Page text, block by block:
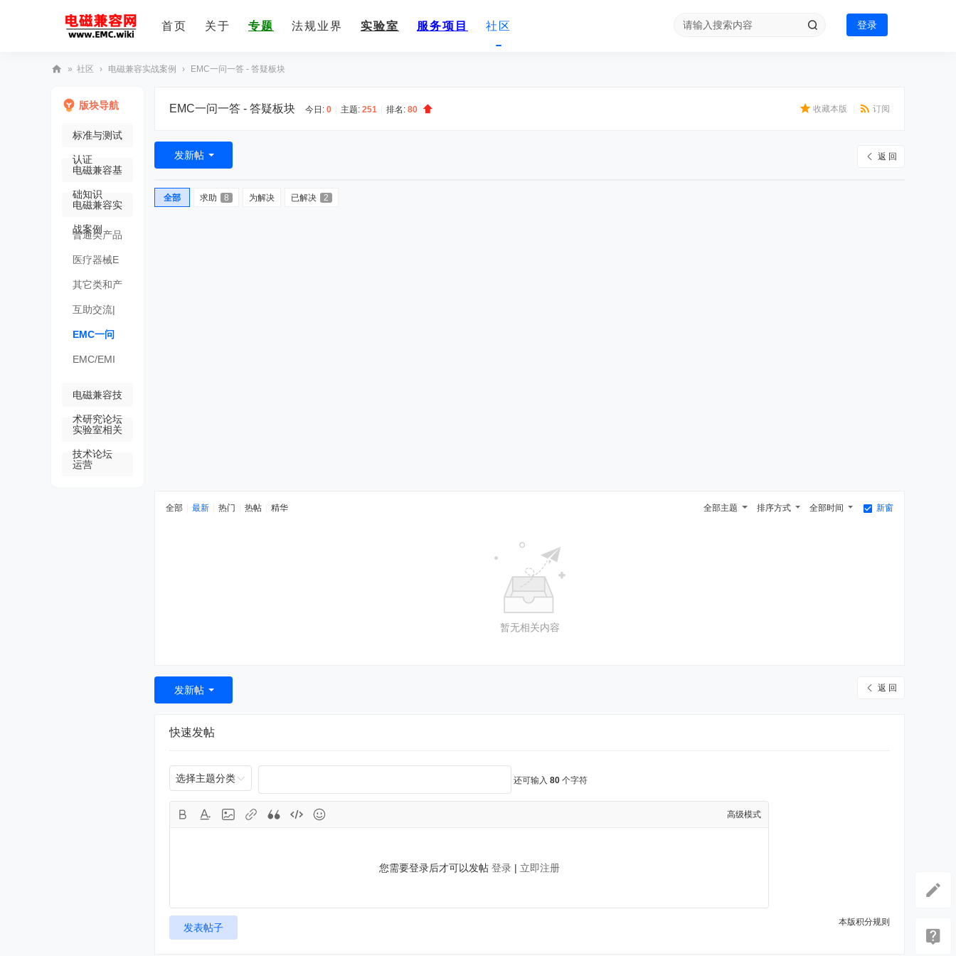
首页 关于 专题 法规业界 实验室 服务项目 社区 登录
» 社区 › 电磁兼容实战案例 › EMC一问一答 - 答疑板块
版块导航
标准与测试
认证
电磁兼容基
础知识
电磁兼容实
战案例
普通类产品
EMC整改
医疗器械E
MC整改
其它类和产
品EMC整
改
互助交流|
经验心得|
手法思维|
EMC一问
一答 - 答疑
EMC/EMI
电磁兼容技
术研究论坛
实验室相关
技术论坛
运营
收藏本版 订阅
EMC一问一答 - 答疑板块 今日: 0 主题: 251 排名: 80
返 回
发新帖
全部 求助 8 为解决 已解决 2
新窗
全部时间
排序方式
全部主题
全部 最新 热门 热帖 精华
暂无相关内容
返 回
发新帖
快速发帖
选择主题分类 还可输入 80 个字符
高级模式
您需要登录后才可以发帖 登录| 立即注册
本版积分规则
发表帖子